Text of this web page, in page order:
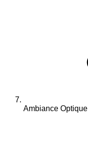
Ambiance Optique